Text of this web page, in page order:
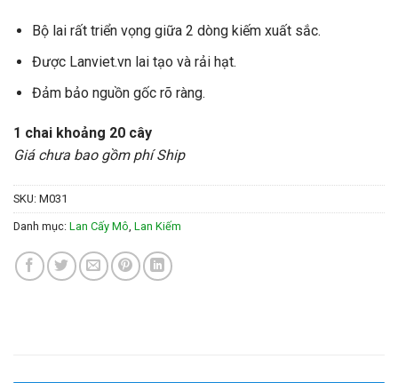
Bộ lai rất triển vọng giữa 2 dòng kiếm xuất sắc.
Được Lanviet.vn lai tạo và rải hạt.
Đảm bảo nguồn gốc rõ ràng.
1 chai khoảng 20 cây
Giá chưa bao gồm phí Ship
SKU: M031
Danh mục: Lan Cấy Mô, Lan Kiếm